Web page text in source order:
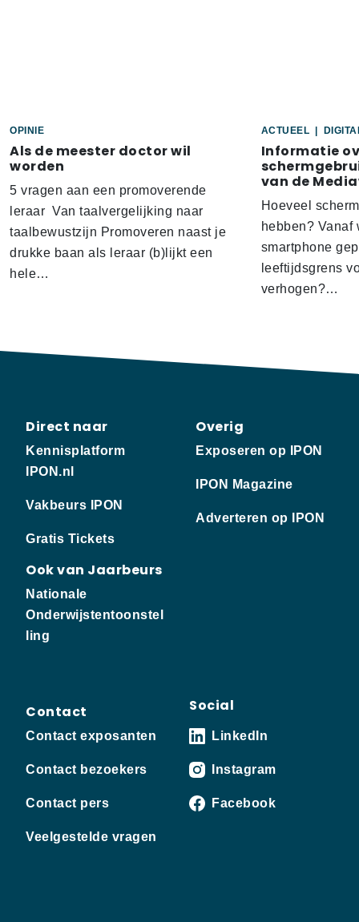
OPINIE
Als de meester doctor wil
worden
5 vragen aan een promoverende
leraar Van taalvergelijking naar
taalbewustzijn Promoveren naast je
drukke baan als leraar (b)lijkt een
hele…
ACTUEEL
Informatie
van de
Hoeveel
hebben?
smartphone
leeftijdsgrens
verhogen?…
Direct naar
Kennisplatform
IPON.nl
Vakbeurs IPON
Gratis Tickets
Ook van Jaarbeurs
Nationale
Onderwijstentoonstel
ling
Overig
Exposeren op IPON
IPON Magazine
Adverteren op IPON
Contact
Contact exposanten
Contact bezoekers
Contact pers
Veelgestelde vragen
Social
LinkedIn
Instagram
Facebook